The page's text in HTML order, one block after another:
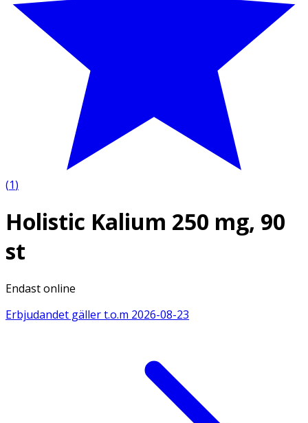
(1)
Holistic Kalium 250 mg, 90
st
Endast online
Erbjudandet gäller t.o.m 2026-08-23